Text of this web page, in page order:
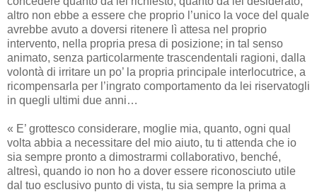
altro non ebbe a essere che proprio l’unico la voce del quale
avrebbe avuto a doversi ritenere lì attesa nel proprio
intervento, nella propria presa di posizione; in tal senso
animato, senza particolarmente trascendentali ragioni, dalla
volontà di irritare un po’ la propria principale interlocutrice, a
ricompensarla per l’ingrato comportamento da lei riservatogli
in quegli ultimi due anni…
« E’ grottesco considerare, moglie mia, quanto, ogni qual
volta abbia a necessitare del mio aiuto, tu ti attenda che io
sia sempre pronto a dimostrarmi collaborativo, benché,
altresì, quando io non ho a dover essere riconosciuto utile
dal tuo esclusivo punto di vista, tu sia sempre la prima a